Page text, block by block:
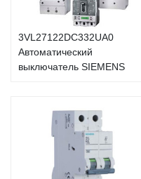
3VL27122DC332UA0
Автоматический
выключатель SIEMENS